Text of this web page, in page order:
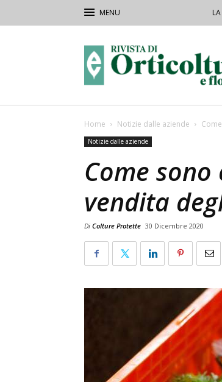
Orticoltura
Home Notizie dalle aziende
Notizie dalle aziende
Come
vendita
Di Colture Protette 30 Dicembre 2020